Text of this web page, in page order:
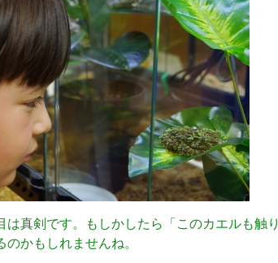
真剣です。もしかしたら「このカエルも触り
かもしれませんね。